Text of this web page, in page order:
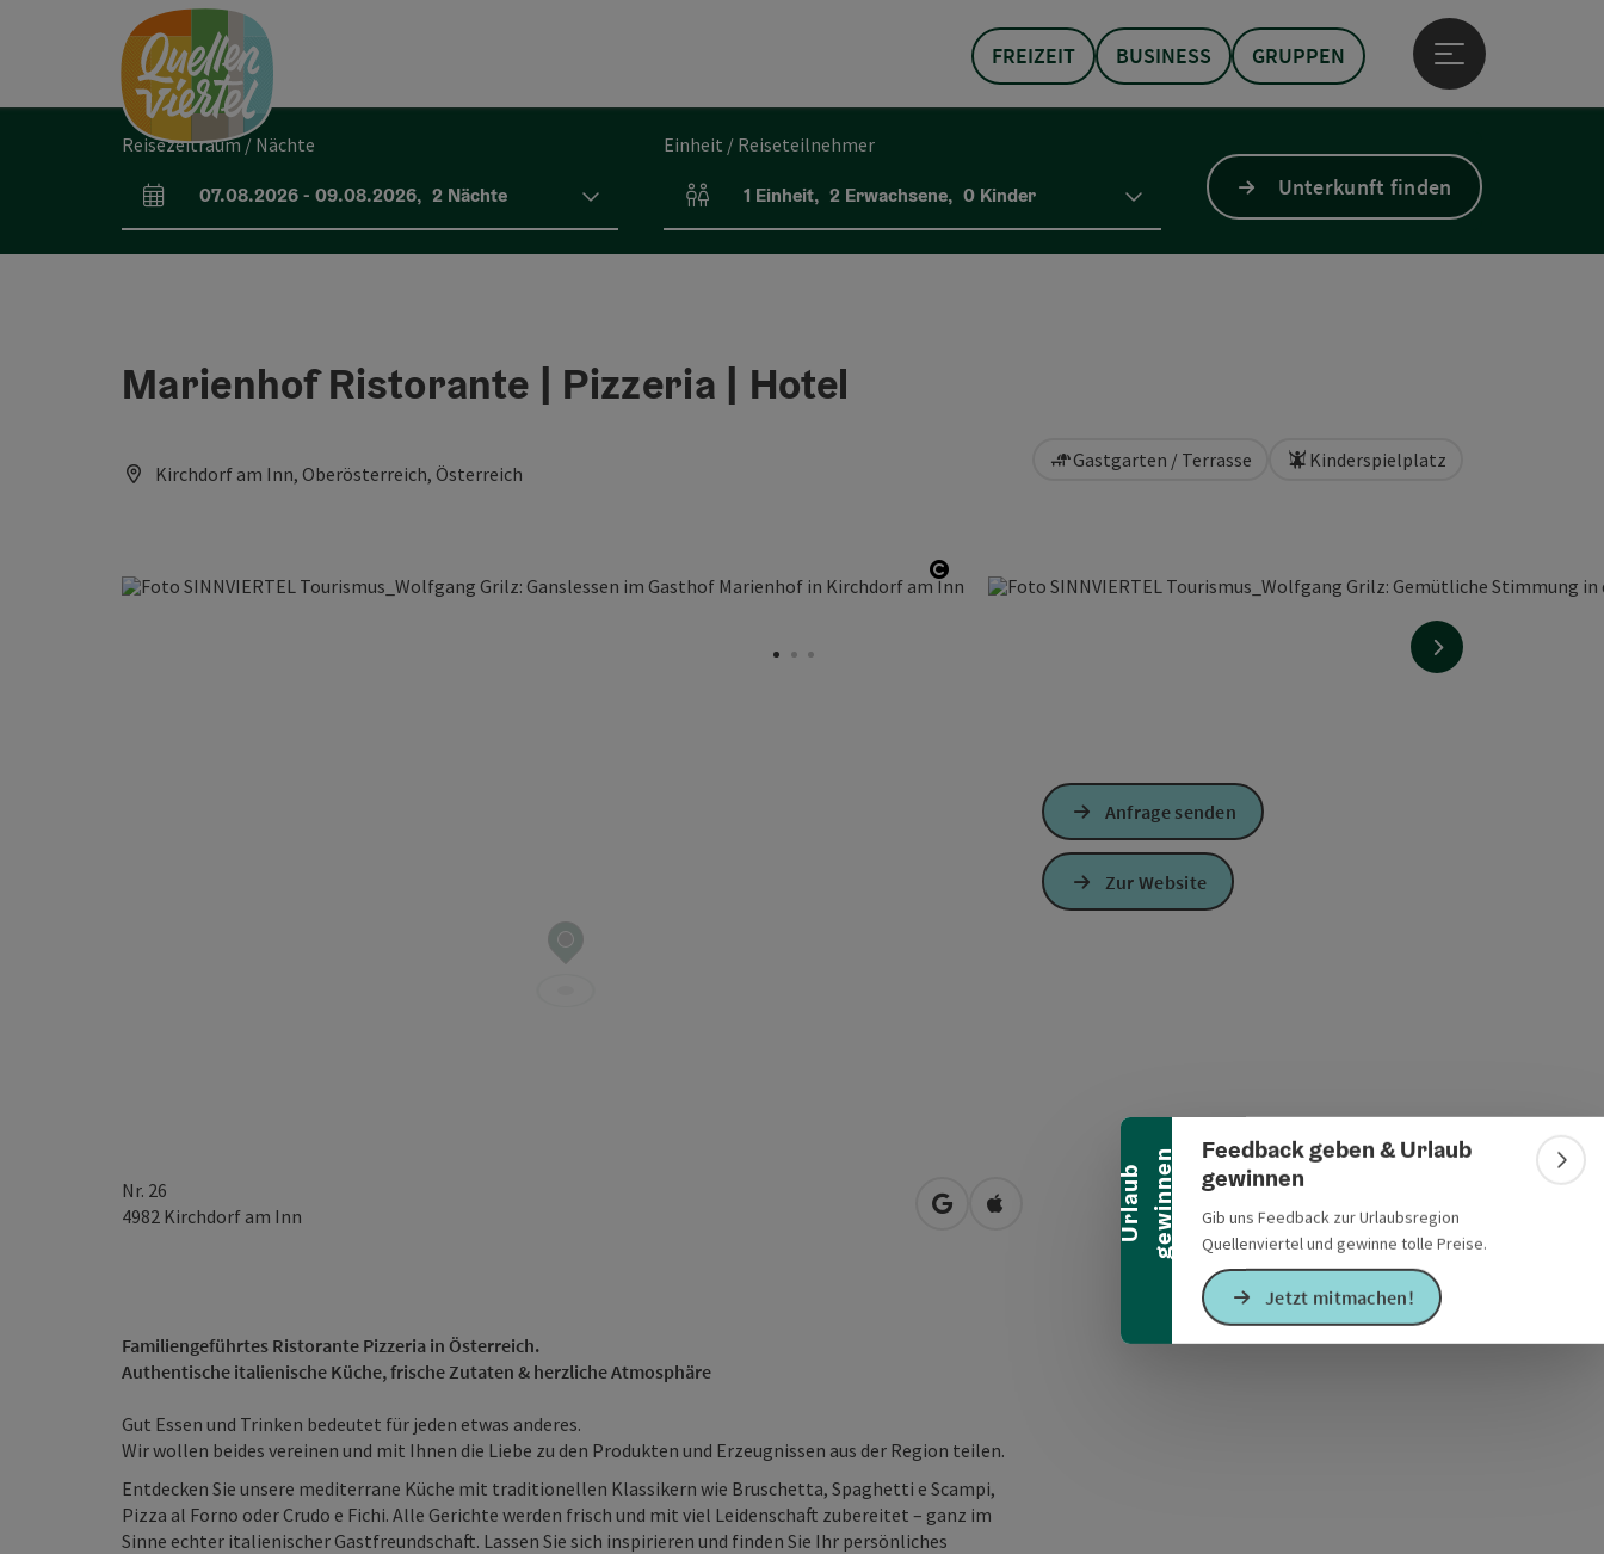
Zum InhaltAccesskey
[0]
Zur NavigationAccesskey
Zum Seitenanfang Accesskey
U
r
l
a
u
b
g
e
w
i
n
n
e n
Banner einklappen
Feedback geben & Urlaub
gewinnen
Gib uns Feedback zur Urlaubsregion
Quellenviertel und gewinne tolle Preise.
Jetzt mitmachen!
FREIZEIT BUSINESS GRUPPEN
Hauptmenü öffnen
Reisezeitraum / Nächte
An- und Abreisefelder
07.08.2026- 09.08.2026, 2 Nächte
Einheit / Reiseteilnehmer
Einheitenanzahl und Personenfelder
1 Einheit, 2 Erwachsene, 0 Kinder Unterkunft finden
Marienhof Ristorante | Pizzeria | Hotel
Kirchdorf am Inn, Oberösterreich, Österreich
Copyright öffnen
nächstes Element
Gastgarten / Terrasse Kinderspielplatz
Nr. 26
4982 Kirchdorf am Inn in Google Maps öffnen
in Apple Maps öffnen
Familiengeführtes Ristorante Pizzeria in Österreich.
Authentische italienische Küche, frische Zutaten & herzliche Atmosphäre
Gut Essen und Trinken bedeutet für jeden etwas anderes.
Wir wollen beides vereinen und mit Ihnen die Liebe zu den Produkten und Erzeugnissen aus der Region teilen.
Entdecken Sie unsere mediterrane Küche mit traditionellen Klassikern wie Bruschetta, Spaghetti e Scampi,
Pizza al Forno oder Crudo e Fichi. Alle Gerichte werden frisch und mit viel Leidenschaft zubereitet – ganz im
Sinne echter italienischer Gastfreundschaft. Lassen Sie sich inspirieren und finden Sie Ihr persönliches
Anfrage senden
Zur Website